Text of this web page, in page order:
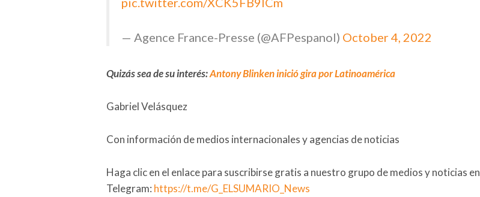
— Agence France-Presse (@AFPespanol) October 4, 2022
Quizás sea de su interés:Antony Blinken inició gira por Latinoamérica
Gabriel Velásquez
Con información de medios internacionales y agencias de noticias
Haga clic en el enlace para suscribirse gratis a nuestro grupo de medios y noticias en
Telegram: https://t.me/G_ELSUMARIO_News